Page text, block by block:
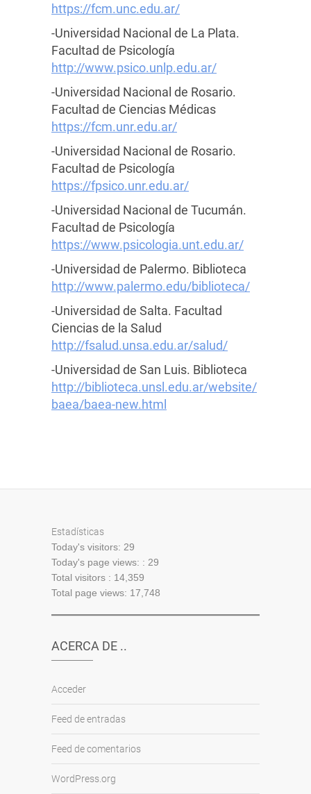
https://fcm.unc.edu.ar/
-Universidad Nacional de La Plata.
Facultad de Psicología
http://www.psico.unlp.edu.ar/
-Universidad Nacional de Rosario.
Facultad de Ciencias Médicas
https://fcm.unr.edu.ar/
-Universidad Nacional de Rosario.
Facultad de Psicología
https://fpsico.unr.edu.ar/
-Universidad Nacional de Tucumán.
Facultad de Psicología
https://www.psicologia.unt.edu.ar/
-Universidad de Palermo. Biblioteca
http://www.palermo.edu/biblioteca/
-Universidad de Salta. Facultad
Ciencias de la Salud
http://fsalud.unsa.edu.ar/salud/
-Universidad de San Luis. Biblioteca
http://biblioteca.unsl.edu.ar/website/
baea/baea-new.html
Estadísticas
Today's visitors: 29
Today's page views: : 29
Total visitors : 14,359
Total page views: 17,748
ACERCA DE ..
Acceder
Feed de entradas
Feed de comentarios
WordPress.org